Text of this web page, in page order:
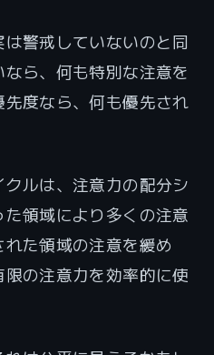
警戒していないのと同
ら、何も特別な注意を
度なら、何も優先され
ルは、注意力の配分シ
領域により多くの注意
た領域の注意を緩め
の注意力を効率的に使